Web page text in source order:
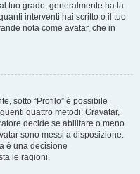
tuo grado, generalmente ha la
interventi hai scritto o il tuo
nota come avatar, che in
sotto “Profilo” è possibile
quattro metodi: Gravatar,
decide se abilitare o meno
sono messi a disposizione.
è una decisione
le ragioni.